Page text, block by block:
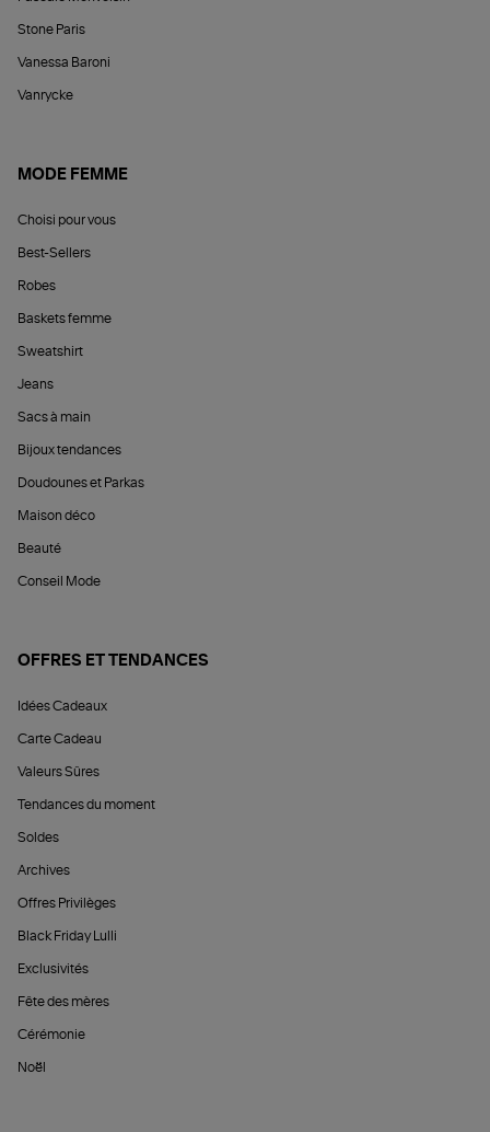
Stone Paris
Vanessa Baroni
Vanrycke
MODE FEMME
Choisi pour vous
Best-Sellers
Robes
Baskets femme
Sweatshirt
Jeans
Sacs à main
Bijoux tendances
Doudounes et Parkas
Maison déco
Beauté
Conseil Mode
OFFRES ET TENDANCES
Idées Cadeaux
Carte Cadeau
Valeurs Sûres
Tendances du moment
Soldes
Archives
Offres Privilèges
Black Friday Lulli
Exclusivités
Fête des mères
Cérémonie
Noël